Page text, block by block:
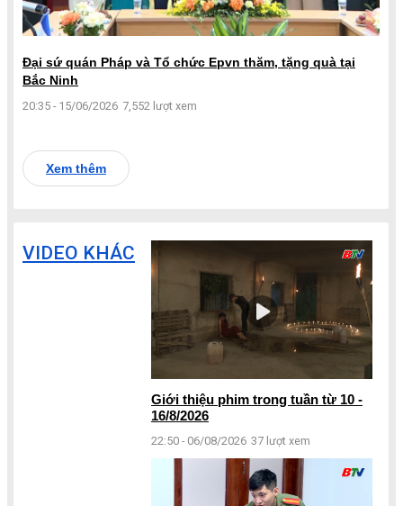
Đại sứ quán Pháp và Tổ chức Epvn thăm, tặng quà tại
Bắc Ninh
20:35 - 15/06/2026 7,552 lượt xem
Xem thêm
VIDEO KHÁC
Giới thiệu phim trong tuần từ 10 -
16/8/2026
22:50 - 06/08/2026 37 lượt xem